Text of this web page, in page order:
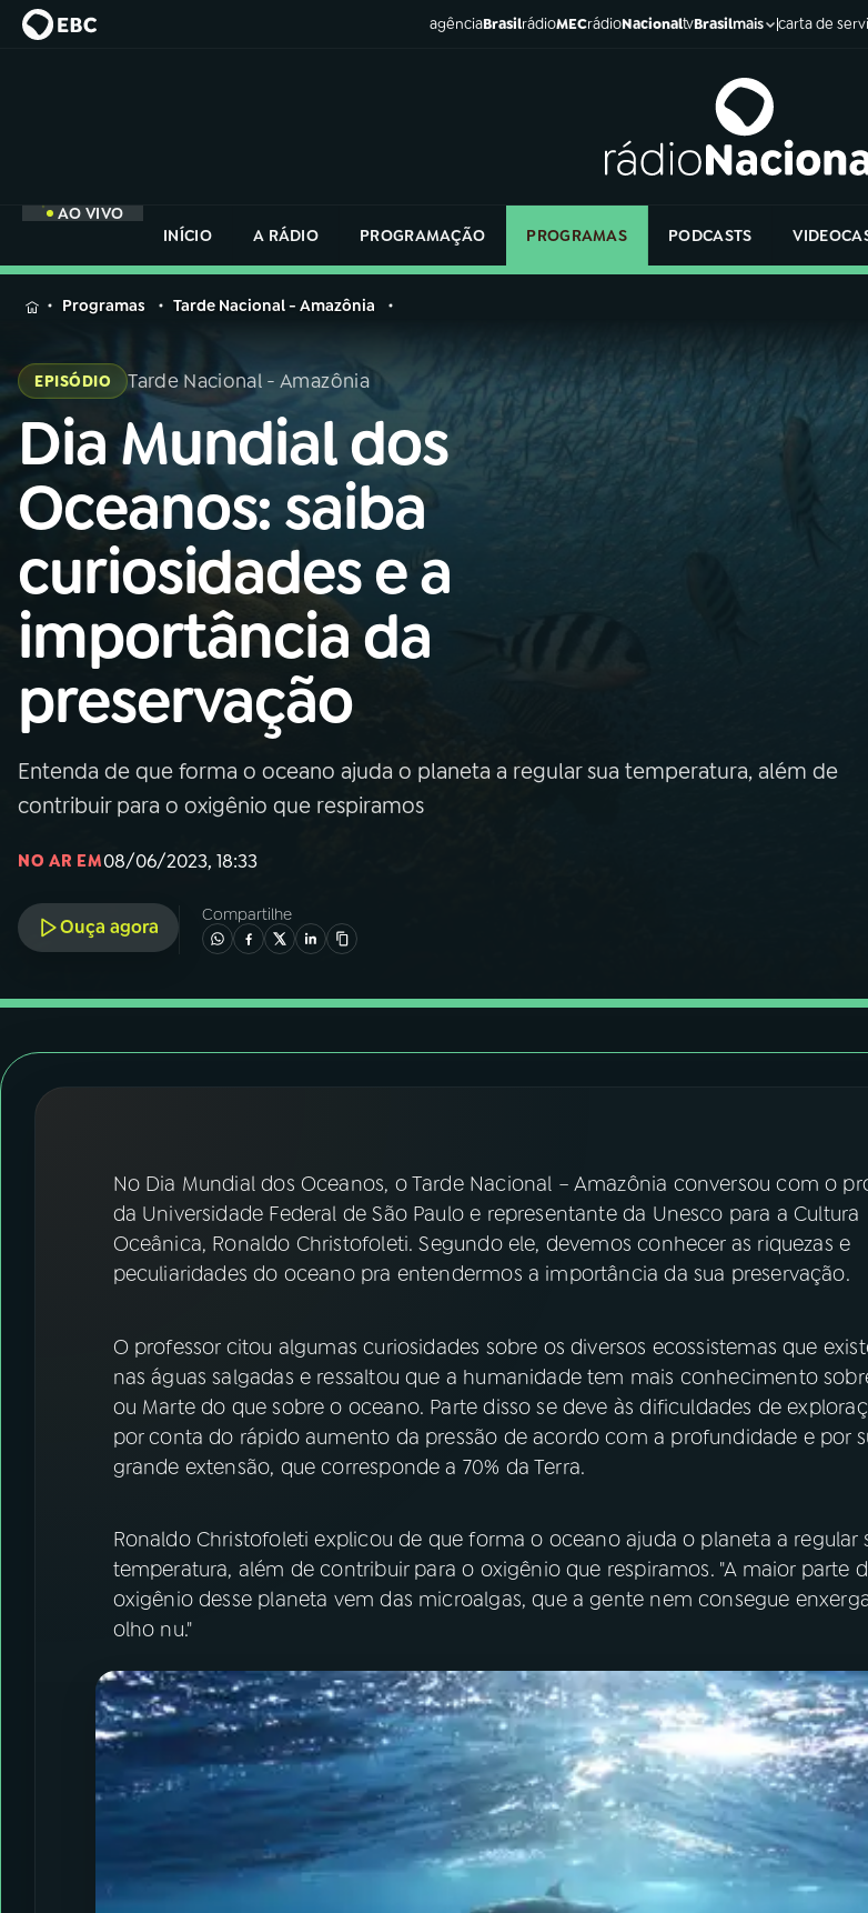
agênciaBrasilrádioMECrádioNacionaltvBrasilmais carta de
AO VIVO
INÍCIO
A RÁDIO PROGRAMAÇÃO PROGRAMAS PODCASTS
MENU
Buscar
na
Rádio
Nacional
Buscar
01 INÍCIO
02 A RÁDIO
03 PROGRAMAÇÃO
04PROGRAMAS
05 PODCASTS
06VIDEOCASTS
07ÚLTIMAS
YouTube Facebook
Instagram X
na
Rádio
Nacional
Programas Tarde Nacional - Amazônia
EPISÓDIO Tarde Nacional - Amazônia
Dia Mundial dos
Oceanos: saiba
curiosidades e a
importância da
preservação
Entenda de que forma o oceano ajuda o planeta a regular sua temperatura, além de
contribuir para o oxigênio que respiramos
NO AR EM08/06/2023, 18:33
Ouça agora
Compartilhe
No Dia Mundial dos Oceanos, o Tarde Nacional – Amazônia conversou com o
da Universidade Federal de São Paulo e representante da Unesco para a Cultura
Oceânica, Ronaldo Christofoleti. Segundo ele, devemos conhecer as riquezas e
peculiaridades do oceano pra entendermos a importância da sua preservação.
O professor citou algumas curiosidades sobre os diversos ecossistemas que
nas águas salgadas e ressaltou que a humanidade tem mais conhecimento
ou Marte do que sobre o oceano. Parte disso se deve às dificuldades de
por conta do rápido aumento da pressão de acordo com a profundidade e por
grande extensão, que corresponde a 70% da Terra.
Ronaldo Christofoleti explicou de que forma o oceano ajuda o planeta a regular
temperatura, além de contribuir para o oxigênio que respiramos. "A maior parte
oxigênio desse planeta vem das microalgas, que a gente nem consegue
olho nu."